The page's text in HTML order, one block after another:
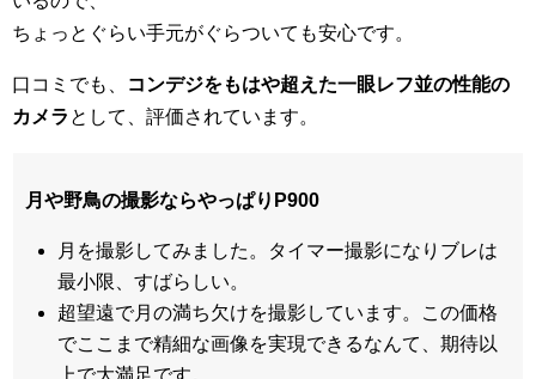
ちょっとぐらい手元がぐらついても安心です。
口コミでも、
コンデジをもはや超えた一眼レフ並の性能の
カメラ として、評価されています。
月や野鳥の撮影ならやっぱりP900
月を撮影してみました。タイマー撮影になりブレは
最小限、すばらしい。
超望遠で月の満ち欠けを撮影しています。この価格
でここまで精細な画像を実現できるなんて、期待以
上で大満足です。